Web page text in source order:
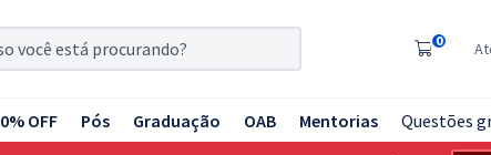
0
OFF Pós Graduação OAB Mentorias Questões